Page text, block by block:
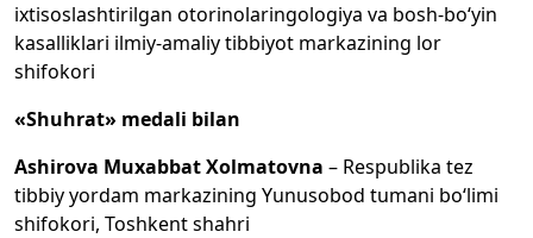
ixtisoslashtirilgan otorinolaringologiya va bosh-bo‘yin
kasalliklari ilmiy-amaliy tibbiyot markazining lor
shifokori
«Shuhrat» medali bilan
Ashirova Muxabbat Xolmatovna – Respublika tez
tibbiy yordam markazining Yunusobod tumani bo‘limi
shifokori, Toshkent shahri